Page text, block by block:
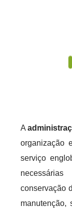
A
organização
serviço
conservação
manutenção,